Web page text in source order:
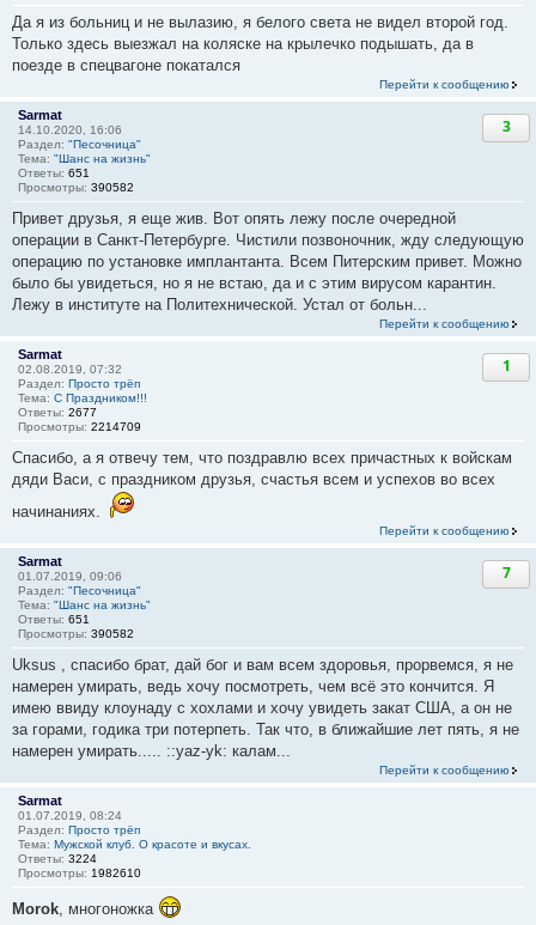
Да я из больниц и не вылазию, я белого света не видел второй год.
Только здесь выезжал на коляске на крылечко подышать, да в
поезде в спецвагоне покатался
Перейти к сообщению
Sarmat
14.10.2020, 16:06
Раздел: "Песочница"
Тема: "Шанс на жизнь"
Ответы: 651
Просмотры: 390582
3
Привет друзья, я еще жив. Вот опять лежу после очередной
операции в Санкт-Петербурге. Чистили позвоночник, жду следующую
операцию по установке имплантанта. Всем Питерским привет. Можно
было бы увидеться, но я не встаю, да и с этим вирусом карантин.
Лежу в институте на Политехнической. Устал от больн...
Перейти к сообщению
Sarmat
02.08.2019, 07:32
Раздел: Просто трёп
Тема: С Праздником!!!
Ответы: 2677
Просмотры: 2214709
1
Спасибо, а я отвечу тем, что поздравлю всех причастных к войскам
дяди Васи, с праздником друзья, счастья всем и успехов во всех
начинаниях.
Перейти к сообщению
Sarmat
01.07.2019, 09:06
Раздел: "Песочница"
Тема: "Шанс на жизнь"
Ответы: 651
Просмотры: 390582
7
Uksus , спасибо брат, дай бог и вам всем здоровья, прорвемся, я не
намерен умирать, ведь хочу посмотреть, чем всё это кончится. Я
имею ввиду клоунаду с хохлами и хочу увидеть закат США, а он не
за горами, годика три потерпеть. Так что, в ближайшие лет пять, я не
намерен умирать..... ::yaz-yk: калам...
Перейти к сообщению
Sarmat
01.07.2019, 08:24
Раздел: Просто трёп
Тема: Мужской клуб. О красоте и вкусах.
Ответы: 3224
Просмотры: 1982610
Morok, многоножка